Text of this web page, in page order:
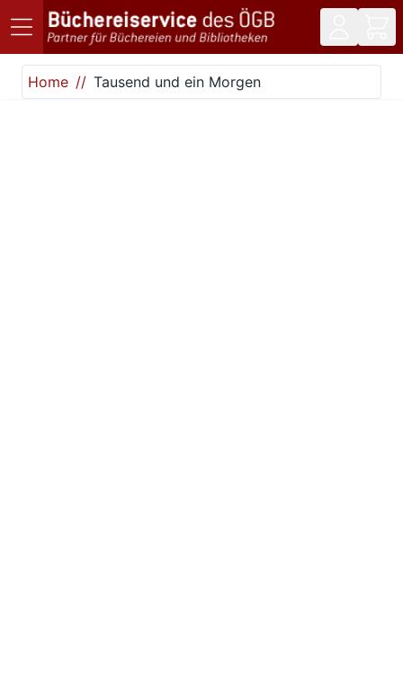
Direkt zum Inhalt
Home
Tausend und ein Morgen